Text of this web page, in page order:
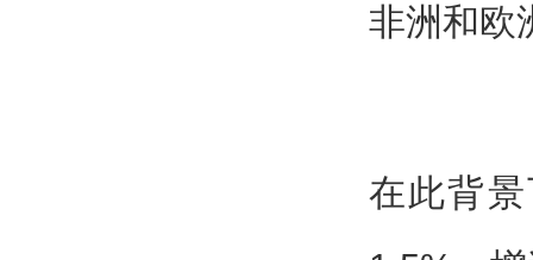
非洲和欧
在此背